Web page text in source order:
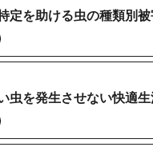
定を助ける虫の種類別
虫を発生させない快適